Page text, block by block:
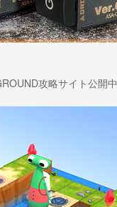
攻略サイト公開中